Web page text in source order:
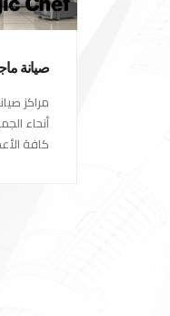
صيانة
مراكز
أنحاء
كافة